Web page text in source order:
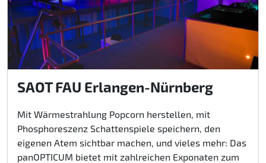
SAOT FAU Erlangen-Nürnberg
Mit Wärmestrahlung Popcorn herstellen, mit
Phosphoreszenz Schattenspiele speichern, den
eigenen Atem sichtbar machen, und vieles mehr: Das
panOPTICUM bietet mit zahlreichen Exponaten zum